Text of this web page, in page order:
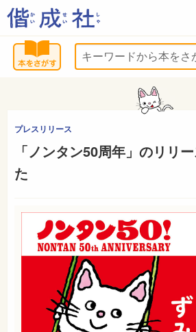
プレスリリース
「ノンタン50周年」のリリ
た